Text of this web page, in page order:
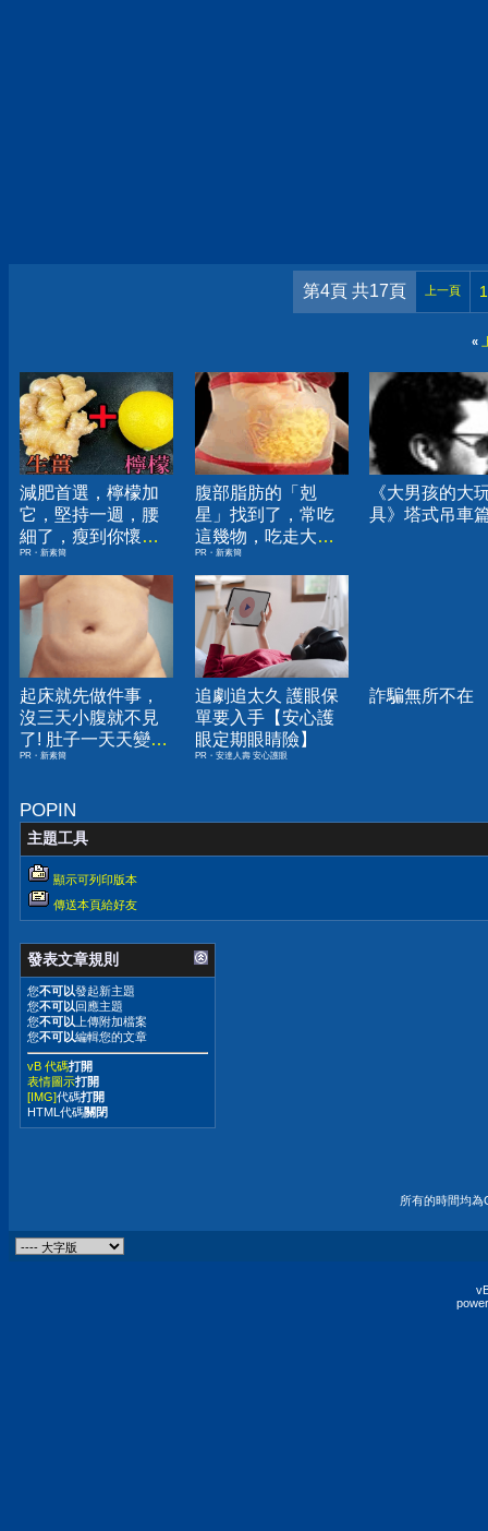
第4頁 共17頁 上一頁 1
«
減肥首選，檸檬加
它，堅持一週，腰
細了，瘦到你懷疑
人生
PR・新素簡
腹部脂肪的「剋
星」找到了，常吃
這幾物，吃走大肚
囊，瘦出小蠻腰
PR・新素簡
《大男孩的大
具》塔式吊車
起床就先做件事，
沒三天小腹就不見
了! 肚子一天天變
小！
PR・新素簡
追劇追太久 護眼保
單要入手【安心護
眼定期眼睛險】
PR・安達人壽 安心護眼
詐騙無所不在
POPIN
主題工具
顯示可列印版本
傳送本頁給好友
發表文章規則
您不可以發起新主題
您不可以 回應主題
您不可以 上傳附加檔案
您不可以編輯您的文章
vB 代碼打開
表情圖示打開
[IMG]代碼打開
HTML代碼關閉
所有的時間均為